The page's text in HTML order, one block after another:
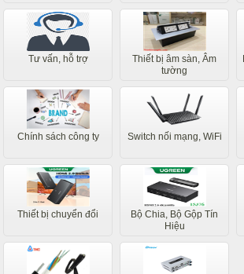
Tư vấn, hỗ trợ
Thiết bị âm sàn, Âm
tường
Chính sách công ty Switch nối mạng, WiFi
Thiết bị chuyển đổi
Bộ Chia, Bộ Gộp Tín
Hiệu